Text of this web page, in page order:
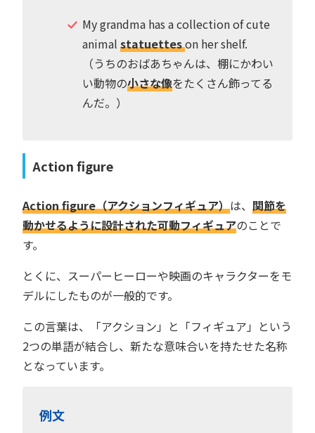
My grandma has a collection of cute
animal statuetteson her shelf.
（うちのおばあちゃんは、棚にかわい
い動物の小さな像をたくさん飾ってる
んだ。）
Action figure
Action figure（アクションフィギュア）は、 関節を
動かせるように設計された可動フィギュアのことで
す。
とくに、スーパーヒーローや映画のキャラクターをモ
デルにしたものが一般的です。
この言葉は、「アクション」と「フィギュア」という
2つの単語が結合し、新たな意味合いを持たせた名称
となっています。
例文